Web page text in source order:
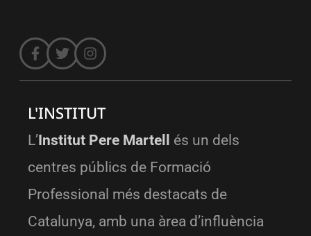
L'INSTITUT
L’Institut Pere Martell
és un dels
centres públics de Formació
Professional més destacats de
Catalunya, amb una àrea d’influència